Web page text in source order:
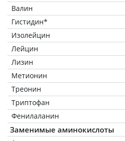
Валин
Гистидин*
Изолейцин
Лейцин
Лизин
Метионин
Треонин
Триптофан
Фенилаланин
Заменимые аминокислоты